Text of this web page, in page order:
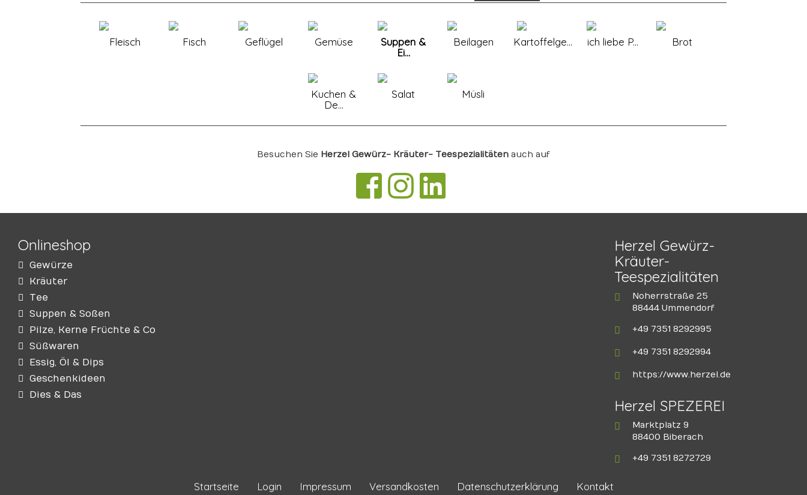
Fleisch Fisch Geflügel Gemüse
Suppen &
Ei...
Beilagen Kartoffelge... ich liebe P... Brot
Kuchen &
De...
Salat Müsli
Besuchen Sie Herzel Gewürz- Kräuter- Teespezialitäten auch auf
Onlineshop
Gewürze
Kräuter
Tee
Suppen & Soßen
Pilze, Kerne Früchte & Co
Süßwaren
Essig, Öl & Dips
Geschenkideen
Dies & Das
Herzel Gewürz-
Kräuter-
Teespezialitäten
Noherrstraße 25
88444 Ummendorf
+49 7351 8292995
+49 7351 8292994
https://www.herzel.de
Herzel SPEZEREI
Marktplatz 9
88400 Biberach
+49 7351 8272729
Startseite Login Impressum Versandkosten Datenschutzerklärung Kontakt